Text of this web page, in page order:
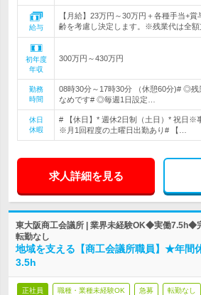
給与
【月給】23万円～30万円＋各種手当+
齢を考慮し決定します。※残業代は全
初年度
年収
300万円～430万円
勤務
時間
08時30分～17時30分 （休憩60分)# ◎残
なめです# ◎毎週1日設定…
休日
休暇
# 【休日】* 週休2日制（土日）* 祝日※
※月1回程度の土曜日出勤あり# 【…
求人詳細を見る
東大阪商工会議所 | 業界未経験OK◆実働7.5h◆
転勤なし
地域を支える【商工会議所職員】★年間
3.5h
正社員 職種・業種未経験OK 急募 転勤なし